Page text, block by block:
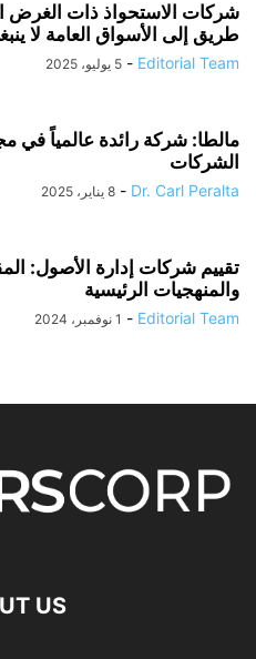
شركات الاستحواذ ذات الغرض
طريق إلى الأسواق العامة لا
Editorial Team
- 5 يوليو، 2025
مالطا: شركة رائدة عالمياً في
الشركات
Dr. Carl Peralta
- 8 يناير، 2025
تقييم شركات إدارة الأصول:
والمنهجيات الرئيسية
Editorial Team
- 1 نوفمبر، 2024
US